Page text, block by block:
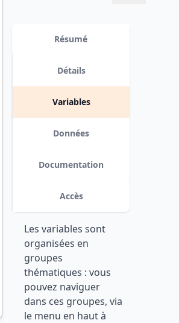
Résumé
Détails
Variables
Données
Documentation
Accès
Les variables sont
organisées en
groupes
thématiques : vous
pouvez naviguer
dans ces groupes, via
le menu en haut à